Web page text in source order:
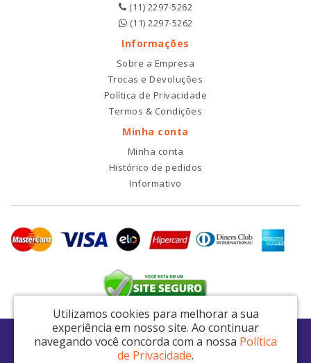
(11) 2297-5262
(11) 2297-5262
Informações
Sobre a Empresa
Trocas e Devoluções
Política de Privacidade
Termos & Condições
Minha conta
Minha conta
Histórico de pedidos
Informativo
RDI2 Peças Automotivas Ltda - CNPJ: 14.423.428/0001-51
Av. Nordestina, 663 - São Miguel Paulista - São Paulo / SP - CEP: 08021-000
Utilizamos cookies para melhorar a sua
experiência em nosso site. Ao continuar
navegando você concorda com a nossa Política
de Privacidade.